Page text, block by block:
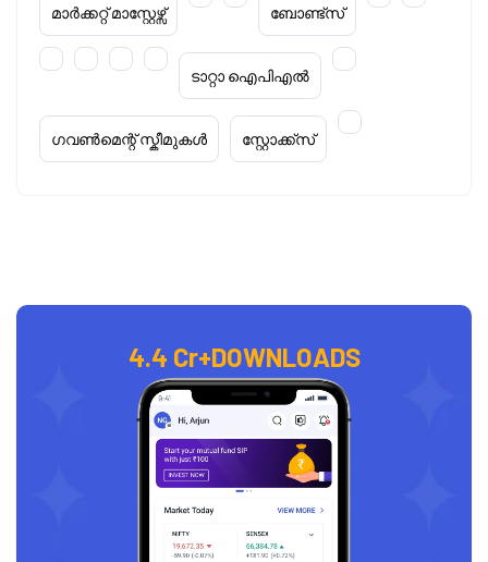
മാർക്കറ്റ് മാസ്റ്റേഴ്സ് ബോണ്ട്സ്
ടാറ്റാ ഐപിഎൽ
ഗവൺമെന്റ് സ്കീമുകൾ സ്റ്റോക്ക്‌സ്
4.4 Cr+DOWNLOADS